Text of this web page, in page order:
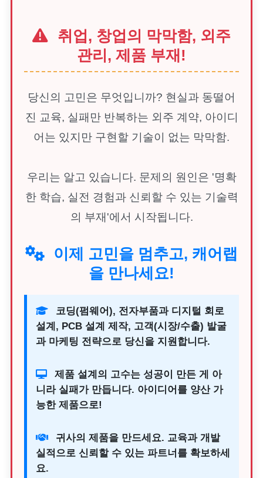
취업, 창업의 막막함, 외주
관리, 제품 부재!
당신의 고민은 무엇입니까? 현실과 동떨어
진 교육, 실패만 반복하는 외주 계약, 아이디
어는 있지만 구현할 기술이 없는 막막함.
우리는 알고 있습니다. 문제의 원인은 '명확
한 학습, 실전 경험과 신뢰할 수 있는 기술력
의 부재'에서 시작됩니다.
이제 고민을 멈추고, 캐어랩
을 만나세요!
코딩(펌웨어), 전자부품과 디지털 회로
설계, PCB 설계 제작, 고객(시장/수출) 발굴
과 마케팅 전략으로 당신을 지원합니다.
제품 설계의 고수는 성공이 만든 게 아
니라 실패가 만듭니다. 아이디어를 양산 가
능한 제품으로!
귀사의 제품을 만드세요. 교육과 개발
실적으로 신뢰할 수 있는 파트너를 확보하세
요.